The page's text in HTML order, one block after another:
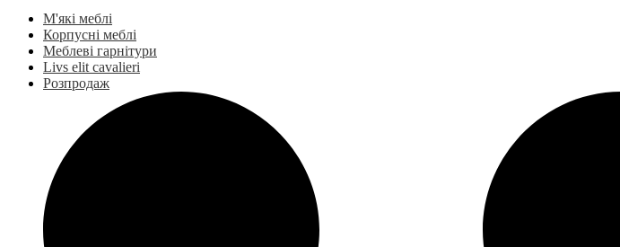
М'які меблі
Корпусні меблі
Меблеві гарнітури
Livs elit cavalieri
Розпродаж